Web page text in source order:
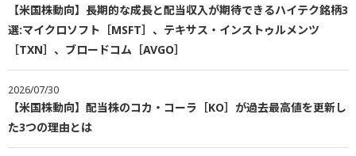
【米国株動向】長期的な成長と配当収入が期待できるハイテク銘柄3
選:マイクロソフト［MSFT］、テキサス・インストゥルメンツ
［TXN］、ブロードコム［AVGO］
2026/07/30
【米国株動向】配当株のコカ・コーラ［KO］が過去最高値を更新し
た3つの理由とは